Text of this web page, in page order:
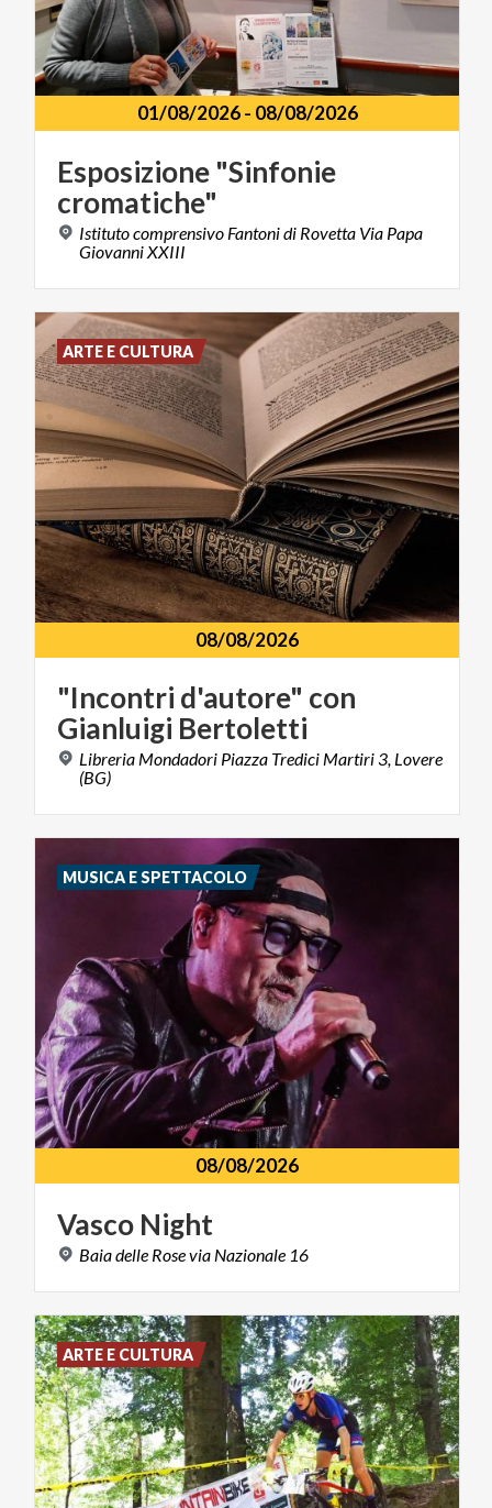
01/08/2026- 08/08/2026
Esposizione "Sinfonie
cromatiche"
Istituto comprensivo Fantoni di Rovetta Via Papa
Giovanni XXIII
08/08/2026
"Incontri d'autore" con
Gianluigi Bertoletti
Libreria Mondadori Piazza Tredici Martiri 3, Lovere
(BG)
ARTE E CULTURA
08/08/2026
Vasco Night
Baiadelle Rosevia Nazionale 16
MUSICA E SPETTACOLO
ARTE E CULTURA